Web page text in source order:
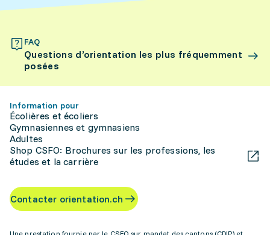
FAQ
Questions d’orientation les plus fréquemment
posées
Information pour
Écolières et écoliers
Gymnasiennes et gymnasiens
Adultes
Shop CSFO: Brochures sur les professions, les
études et la carrière
Contacter orientation.ch